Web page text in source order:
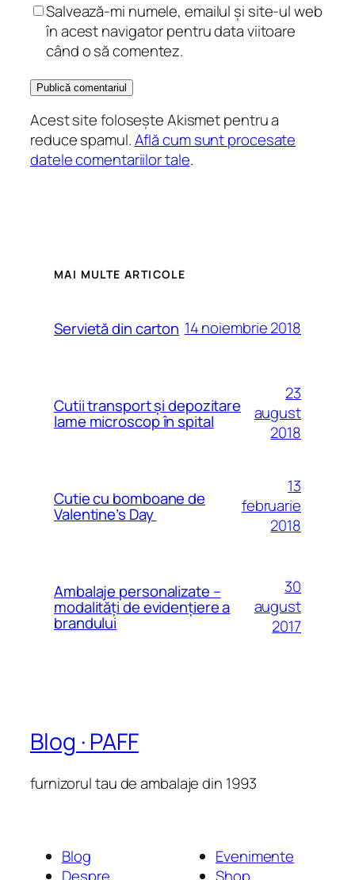
Salvează-mi numele, emailul și site-ul web
în acest navigator pentru data viitoare
când o să comentez.
Acest site folosește Akismet pentru a
reduce spamul.Află cum sunt procesate
datele comentariilor tale.
MAI MULTE ARTICOLE
Servietă din carton 14 noiembrie 2018
Cutii transport și depozitare
lame microscop în spital
23
august
2018
Cutie cu bomboane de
Valentine’s Day
13
februarie
2018
Ambalaje personalizate –
modalităţi de evidenţiere a
brandului
30
august
2017
Blog · PAFF
furnizorul tau de ambalaje din 1993
Blog
Evenimente